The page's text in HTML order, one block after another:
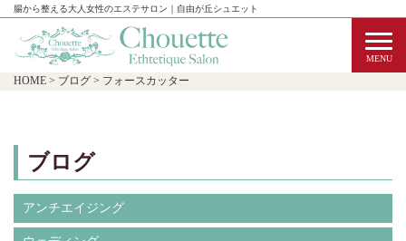
腸から整える大人女性のエステサロン｜自由が丘シュエット
HOME > ブログ > フォースカッター
ブログ
アンチエイジング